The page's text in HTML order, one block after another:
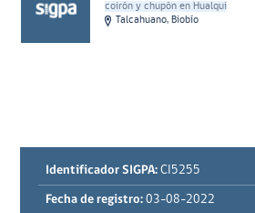
coirón y chupón en Hualqui
Talcahuano, Biobío
Identificador SIGPA: CI5255
Fecha de registro: 03-08-2022